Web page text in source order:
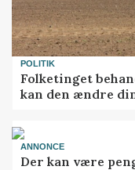
POLITIK
Folketinget
kan den ændre
ANNONCE
Der kan være